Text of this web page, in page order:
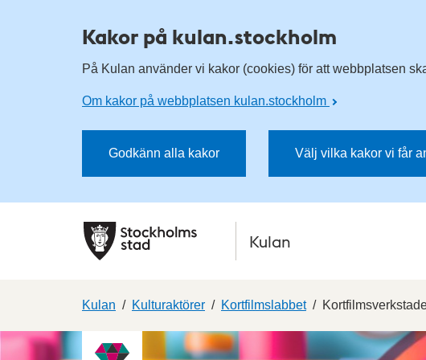
Kakor på kulan.stockholm
På Kulan använder vi kakor (cookies) för att webbplatsen
Om kakor på webbplatsen kulan.stockholm
Godkänn alla kakor Välj vilka kakor vi får
Kulan
Kulan Kulturaktörer Kortfilmslabbet